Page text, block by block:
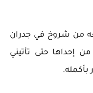
من شروخ في جدران
إحداها حتى تأتيني
بأكمله.